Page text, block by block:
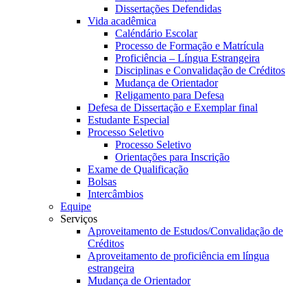
Dissertações Defendidas
Vida acadêmica
Caléndário Escolar
Processo de Formação e Matrícula
Proficiência – Língua Estrangeira
Disciplinas e Convalidação de Créditos
Mudança de Orientador
Religamento para Defesa
Defesa de Dissertação e Exemplar final
Estudante Especial
Processo Seletivo
Processo Seletivo
Orientações para Inscrição
Exame de Qualificação
Bolsas
Intercâmbios
Equipe
Serviços
Aproveitamento de Estudos/Convalidação de
Créditos
Aproveitamento de proficiência em língua
estrangeira
Mudança de Orientador